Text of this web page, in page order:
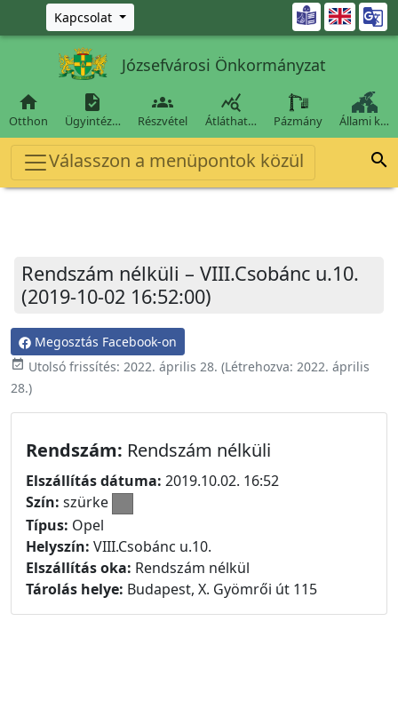
Ugrás a fő tartalomra
Kapcsolat 
Józsefvárosi Önkormányzat

Otthon

Ügyintéz…

Részvétel

Átláthat… Pázmány Állami k…
Válasszon a menüpontok közül 
Rendszám nélküli – VIII.Csobánc u.10.
(2019-10-02 16:52:00)
Megosztás Facebook-on
event_available Utolsó frissítés: 2022. április 28. (Létrehozva: 2022. április
28.)
Rendszám: Rendszám nélküli
Elszállítás dátuma: 2019.10.02. 16:52
Szín: szürke
Típus: Opel
Helyszín: VIII.Csobánc u.10.
Elszállítás oka: Rendszám nélkül
Tárolás helye: Budapest, X. Gyömrői út 115